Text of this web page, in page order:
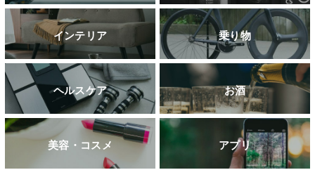
インテリア 乗り物
ヘルスケア お酒
美容・コスメ アプリ